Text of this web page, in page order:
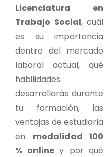
Licenciatura en
Trabajo Social, cuál
es su importancia
dentro del mercado
laboral actual, qué
habilidades
desarrollarás durante
tu formación, las
ventajas de estudiarla
en modalidad 100
% onliney por qué